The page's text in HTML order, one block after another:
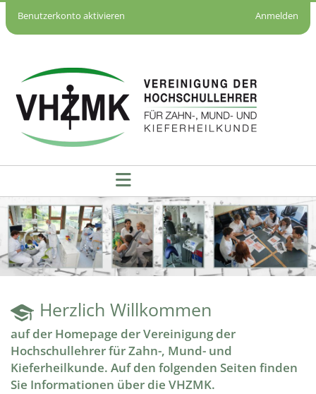
Benutzerkonto aktivieren Anmelden
Startseite - VHZMK
Herzlich Willkommen
auf der Homepage der Vereinigung der
Hochschullehrer für Zahn-, Mund- und
Kieferheilkunde. Auf den folgenden Seiten finden
Sie Informationen über die VHZMK.